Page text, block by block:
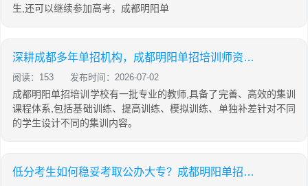
生,还可以继续参加高考，成都明阳单
深耕成都多年单招机构，成都明阳单招培训师资、收费、班型全梳理
阅读：153 发布时间：2026-07-02
成都明阳单招培训学校有一批专业的教师,具备了完善、高效的集训
课程体系,包括基础训练、提高训练、模拟训练、单独补差针对不同
的学生设计不同的集训内容。
低分考生如何稳妥考取公办大专？成都明阳单招培训全程规划